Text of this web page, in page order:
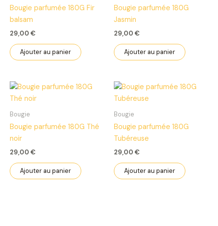
Bougie parfumée 180G Fir
balsam
29,00 €
Ajouter au panier
Bougie parfumée 180G
Jasmin
29,00 €
Ajouter au panier
Bougie
Bougie parfumée 180G Thé
noir
29,00 €
Ajouter au panier
Bougie
Bougie parfumée 180G
Tubéreuse
29,00 €
Ajouter au panier